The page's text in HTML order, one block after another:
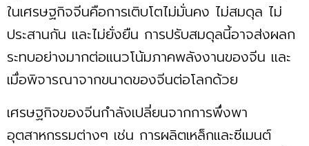
ในเศรษฐกิจจีนคือการเติบโตไม่มั่นคง ไม่สมดุล ไม่
ประสานกัน และไม่ยั่งยืน การปรับสมดุลนี้อาจส่งผลก
ระทบอย่างมากต่อแนวโน้มภาคพลังงานของจีน และ
เมื่อพิจารณาจากขนาดของจีนต่อโลกด้วย
เศรษฐกิจของจีนกำลังเปลี่ยนจากการพึ่งพา
อุตสาหกรรมต่างๆ เช่น การผลิตเหล็กและซีเมนต์